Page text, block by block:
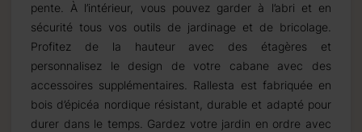
pente. À l’intérieur, vous pouvez garder à l’abri et en
sécurité tous vos outils de jardinage et de bricolage.
Profitez de la hauteur avec des étagères et
personnalisez le design de votre cabane avec des
accessoires supplémentaires. Rallesta est fabriquée en
bois d’épicéa nordique résistant, durable et adapté pour
durer dans le temps. Gardez votre jardin en ordre avec